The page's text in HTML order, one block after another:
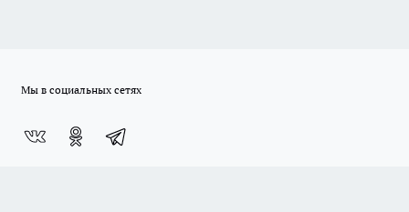
Мы в социальных сетях